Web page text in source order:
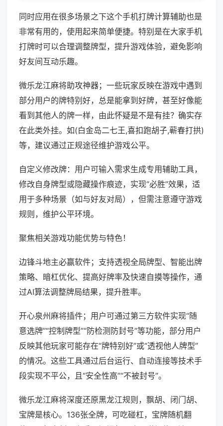
同时应用在很多场景之下这个手机打牌计算辅助也是
非常有用的，使用起来简单便捷。特别是在大家手机
打牌时可以合理调整牌型，提升游戏体验，避免影响
好友间互动乐趣。
微乐龙江麻将助攻神器；一些玩家反映在游戏中遇到
部分用户的牌特别好，总是能拿到好牌，甚至好像能
看到其他人的牌一样，由此怀疑是不是有挂？确实存
在此类外挂。如(白金岛二七王,喜扣跑胡子,蕲春打拱)
等，建议通过正规途径维护游戏公平。
自定义修改牌：用户可输入需求生成专用辅助工具，
修改自身牌型或隐藏操作痕迹，实现“必胜”效果，适
用于多种场景（如与好友对局），但需注意遵守游戏
规则，维护公平环境。
聚焦相关游戏功能优势与特色！
边锋斗地主必赢软件；支持透视全局牌型、智能出牌
策略、暗杠优化、提高好牌率及快速自摸等操作，通
过AI算法调整牌局结果，提升胜率。
开心泉州麻将插件；用户可通过第三方软件实现“随
意选牌”“控制牌型”“防检测防封号”等功能，部分用户
反映其他玩家可能存在“牌特别好”或“透视他人牌型”
的情况。这些工具通过后台运行、自动连接等技术手
段实现不平公，且“安全性高”“不被封号”。
微乐龙江麻将深度还原黑龙江规则，飘胡、闭门胡、
宝牌是核心。136张全牌，可吃碰杠，宝牌随机翻